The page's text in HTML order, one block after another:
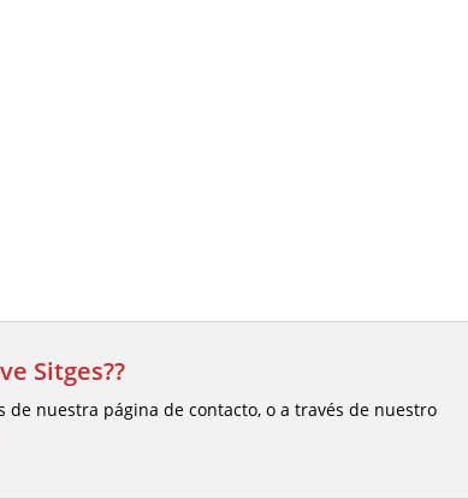
Sitges??
de nuestra página de contacto, o a través de nuestro